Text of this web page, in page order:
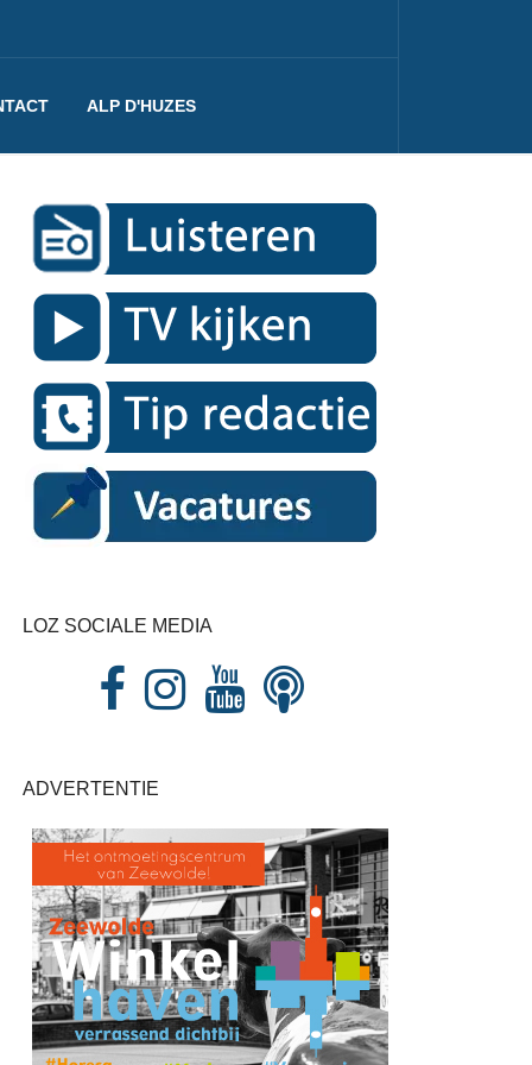
ALP D'HUZES
LOZ SOCIALE MEDIA
ADVERTENTIE